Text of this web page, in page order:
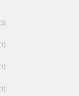
3
1
1
1